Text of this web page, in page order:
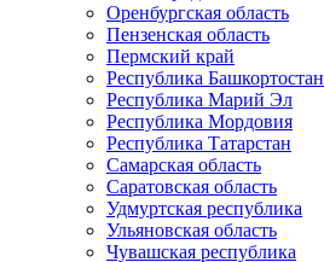
Оренбургская область
Пензенская область
Пермский край
Республика Башкортостан
Республика Марий Эл
Республика Мордовия
Республика Татарстан
Самарская область
Саратовская область
Удмуртская республика
Ульяновская область
Чувашская республика